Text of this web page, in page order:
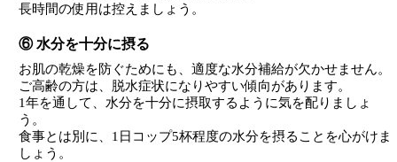
長時間の使用は控えましょう。
⑥ 水分を十分に摂る
お肌の乾燥を防ぐためにも、適度な水分補給が欠かせません。
ご高齢の方は、脱水症状になりやすい傾向があります。
1年を通して、水分を十分に摂取するように気を配りましょ
う。
食事とは別に、1日コップ5杯程度の水分を摂ることを心がけま
しょう。